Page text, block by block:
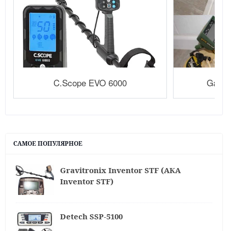
C.Scope EVO 6000
САМОЕ ПОПУЛЯРНОЕ
Gravitronix Inventor STF (АКА
Inventor STF)
Detech SSP-5100